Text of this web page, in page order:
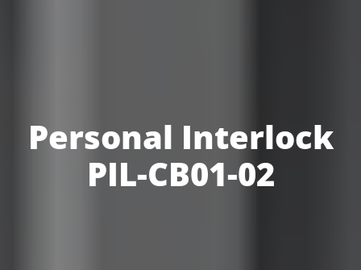
Personal Interlock
PIL-CB01-02